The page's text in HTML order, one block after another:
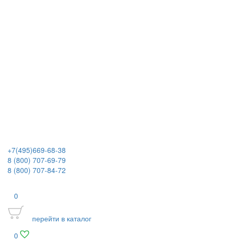
+7(495)669-68-38
8 (800) 707-69-79
8 (800) 707-84-72
0
перейти в каталог
0